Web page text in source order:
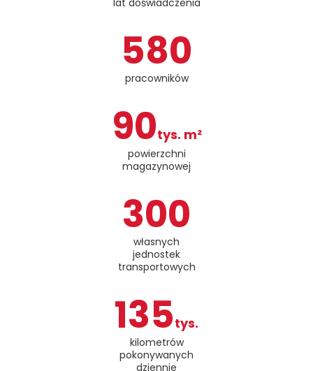
lat doświadczenia
580
pracowników
90tys. m²
powierzchni
magazynowej
300
własnych
jednostek
transportowych
135tys.
kilometrów
pokonywanych
dziennie